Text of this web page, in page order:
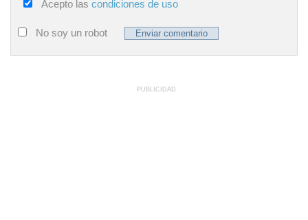
Acepto las condiciones de uso
No soy un robot
PUBLICIDAD